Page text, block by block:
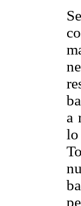
a
lo